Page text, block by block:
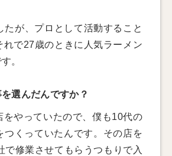
たが、プロとして活動すること
で27歳のときに人気ラーメン
。
選んだんですか？
をやっていたので、僕も10代の
くっていたんです。その店を
修業させてもらうつもりで入